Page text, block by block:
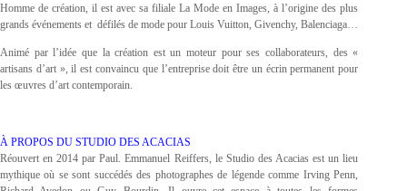
Homme de création, il est avec sa filiale La Mode en Images, à l’origine des plus
grands événements et défilés de mode pour Louis Vuitton, Givenchy, Balenciaga…
Animé par l’idée que la création est un moteur pour ses collaborateurs, des «
artisans d’art », il est convaincu que l’entreprise doit être un écrin permanent pour
les œuvres d’art contemporain.
À PROPOS DU STUDIO DES ACACIAS
Réouvert en 2014 par Paul. Emmanuel Reiffers, le Studio des Acacias est un lieu
mythique où se sont succédés des photographes de légende comme Irving Penn,